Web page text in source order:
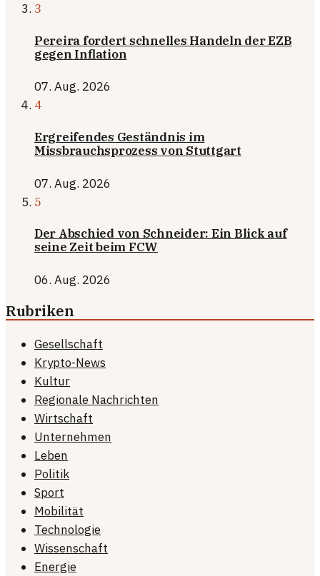
3
Pereira fordert schnelles Handeln der EZB
gegen Inflation
07. Aug. 2026
4
Ergreifendes Geständnis im
Missbrauchsprozess von Stuttgart
07. Aug. 2026
5
Der Abschied von Schneider: Ein Blick auf
seine Zeit beim FCW
06. Aug. 2026
Rubriken
Gesellschaft
Krypto-News
Kultur
Regionale Nachrichten
Wirtschaft
Unternehmen
Leben
Politik
Sport
Mobilität
Technologie
Wissenschaft
Energie